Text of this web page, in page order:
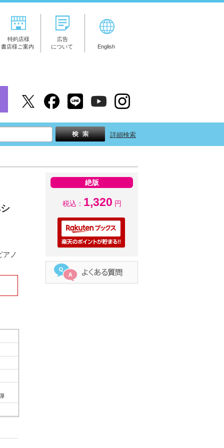
特約店様
書店様ご案内
広告
について
English
詳細検索
アノ
絶版
税込： 1,320 円